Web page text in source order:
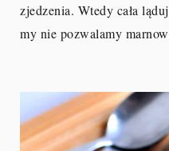
zjedzenia. Wtedy cała
my nie pozwalamy